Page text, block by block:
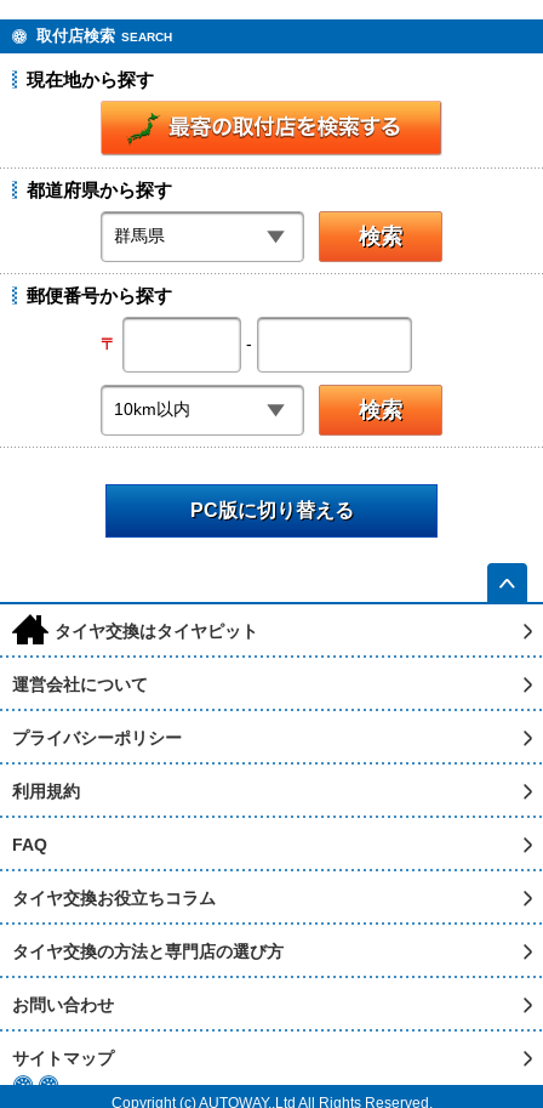
取付店検索 SEARCH
現在地から探す
都道府県から探す
郵便番号から探す
〒 -
PC版に切り替える
h タイヤ交換はタイヤピット
運営会社について
プライバシーポリシー
利用規約
FAQ
タイヤ交換お役立ちコラム
タイヤ交換の方法と専門店の選び方
お問い合わせ
サイトマップ
Copyright (c) AUTOWAY.,Ltd All Rights Reserved.